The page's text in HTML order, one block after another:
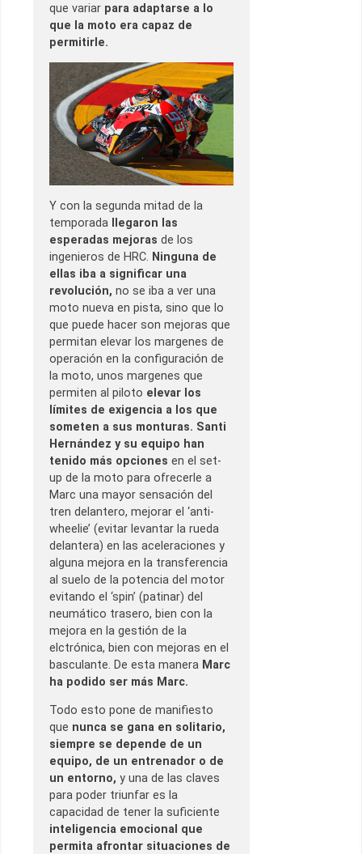
que variar para adaptarse a lo
que la moto era capaz de
permitirle.
Y con la segunda mitad de la
temporada
llegaron las
esperadas mejoras de los
ingenieros de HRC. Ninguna de
ellas iba a significar una
revolución, no se iba a ver una
moto nueva en pista, sino que lo
que puede hacer son mejoras que
permitan elevar los margenes de
operación en la configuración de
la moto, unos margenes que
permiten al piloto elevar los
límites de exigencia a los que
someten a sus monturas. Santi
Hernández y su equipo han
tenido más opciones en el set-
up de la moto para ofrecerle a
Marc una mayor sensación del
tren delantero, mejorar el ‘anti-
wheelie’ (evitar levantar la rueda
delantera) en las aceleraciones y
alguna mejora en la transferencia
al suelo de la potencia del motor
evitando el ‘spin’ (patinar) del
neumático trasero, bien con la
mejora en la gestión de la
elctrónica, bien con mejoras en el
basculante. De esta manera Marc
ha podido ser más Marc.
Todo esto pone de manifiesto
que nunca se gana en solitario,
siempre se depende de un
equipo, de un entrenador o de
un entorno, y una de las claves
para poder triunfar es la
capacidad de tener la suficiente
inteligencia emocional que
permita afrontar situaciones de